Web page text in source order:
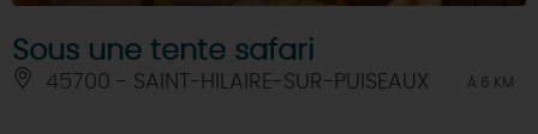
Sous une tente safari
45700 - SAINT-HILAIRE-SUR-PUISEAUX À 6 KM